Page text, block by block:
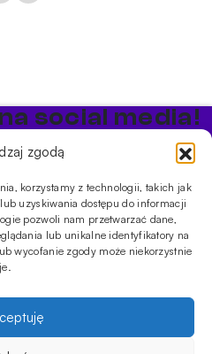
zgodą
korzystamy z technologii, takich jak
uzyskiwania dostępu do informacji
pozwoli nam przetwarzać dane,
lub unikalne identyfikatory na
wycofanie zgody może niekorzystnie
social media!
i nowościami w sklepie
Eventy